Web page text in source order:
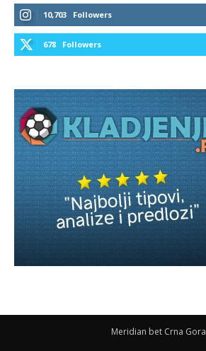
10,703 Followers
678 Followers
Meridian bet Crna Gora